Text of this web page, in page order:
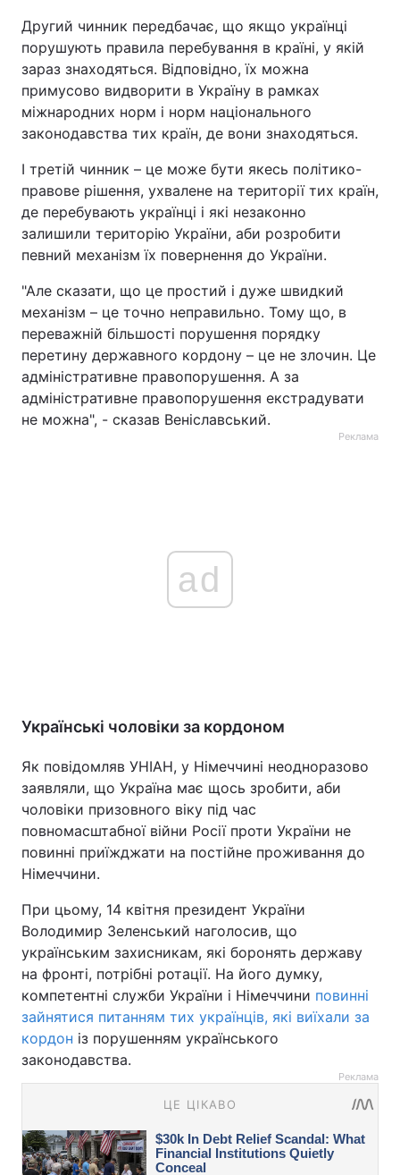
Другий чинник передбачає, що якщо українці
порушують правила перебування в країні, у якій
зараз знаходяться. Відповідно, їх можна
примусово видворити в Україну в рамках
міжнародних норм і норм національного
законодавства тих країн, де вони знаходяться.
І третій чинник – це може бути якесь політико-
правове рішення, ухвалене на території тих країн,
де перебувають українці і які незаконно
залишили територію України, аби розробити
певний механізм їх повернення до України.
"Але сказати, що це простий і дуже швидкий
механізм – це точно неправильно. Тому що, в
переважній більшості порушення порядку
перетину державного кордону – це не злочин. Це
адміністративне правопорушення. А за
адміністративне правопорушення екстрадувати
не можна", - сказав Веніславський.
Реклама
ad
Українські чоловіки за кордоном
Як повідомляв УНІАН, у Німеччині неодноразово
заявляли, що Україна має щось зробити, аби
чоловіки призовного віку під час
повномасштабної війни Росії проти України не
повинні приїжджати на постійне проживання до
Німеччини.
При цьому, 14 квітня президент України
Володимир Зеленський наголосив, що
українським захисникам, які боронять державу
на фронті, потрібні ротації. На його думку,
компетентні служби України і Німеччини повинні
зайнятися питанням тих українців, які виїхали за
кордон із порушенням українського
законодавства.
Реклама